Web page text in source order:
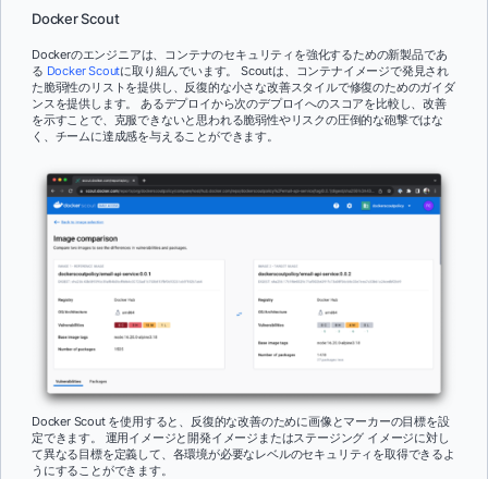
Docker Scout
Dockerのエンジニアは、コンテナのセキュリティを強化するための新製品であ
る Docker Scoutに取り組んでいます。 Scoutは、コンテナイメージで発見され
た脆弱性のリストを提供し、反復的な小さな改善スタイルで修復のためのガイダ
ンスを提供します。 あるデプロイから次のデプロイへのスコアを比較し、改善
を示すことで、克服できないと思われる脆弱性やリスクの圧倒的な砲撃ではな
く、チームに達成感を与えることができます。
Docker Scout を使用すると、反復的な改善のために画像とマーカーの目標を設
定できます。 運用イメージと開発イメージまたはステージング イメージに対し
て異なる目標を定義して、各環境が必要なレベルのセキュリティを取得できるよ
うにすることができます。